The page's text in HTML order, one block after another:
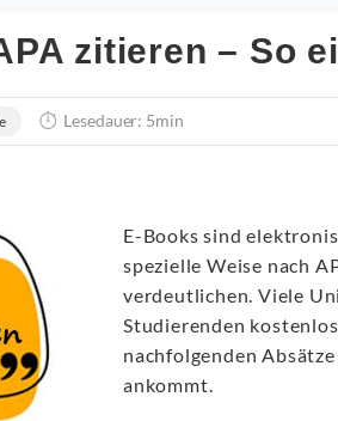
zitieren – So
Lesedauer: 5min
E-Books sind
spezielle Weise nach
verdeutlichen. Viele
Studierenden
nachfolgenden
ankommt.